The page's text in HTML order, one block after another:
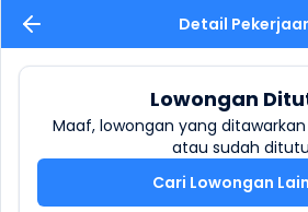
Detail
Lowongan
Maaf, lowongan yang
atau sudah
Cari Lowongan